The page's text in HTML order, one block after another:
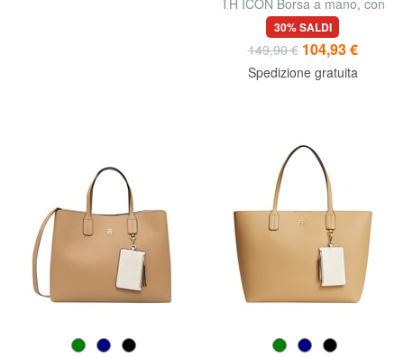
TH ICON Borsa a mano, con
tracolla
30% SALDI
149,90 € 104,93 €
Spedizione gratuita